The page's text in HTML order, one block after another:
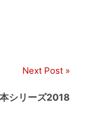
Next Post
シリーズ2018